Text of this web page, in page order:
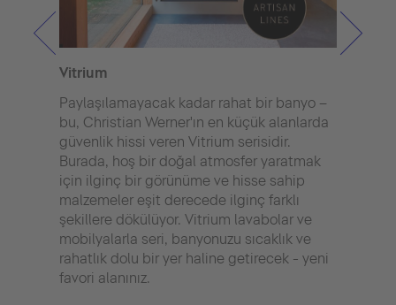
Vitrium
Paylaşılamayacak kadar rahat bir banyo –
bu, Christian Werner'ın en küçük alanlarda
güvenlik hissi veren Vitrium serisidir.
Burada, hoş bir doğal atmosfer yaratmak
için ilginç bir görünüme ve hisse sahip
malzemeler eşit derecede ilginç farklı
şekillere dökülüyor. Vitrium lavabolar ve
mobilyalarla seri, banyonuzu sıcaklık ve
rahatlık dolu bir yer haline getirecek - yeni
favori alanınız.